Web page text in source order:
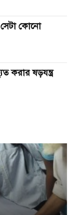
কোনো
করার ষড়যন্ত্র